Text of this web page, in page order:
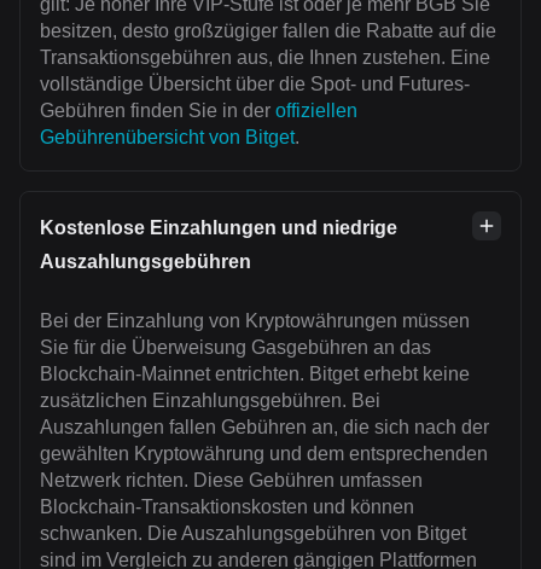
gilt: Je höher Ihre VIP-Stufe ist oder je mehr BGB Sie
besitzen, desto großzügiger fallen die Rabatte auf die
Transaktionsgebühren aus, die Ihnen zustehen. Eine
vollständige Übersicht über die Spot- und Futures-
Gebühren finden Sie in der offiziellen
Gebührenübersicht von Bitget.
Kostenlose Einzahlungen und niedrige
Auszahlungsgebühren
Bei der Einzahlung von Kryptowährungen müssen
Sie für die Überweisung Gasgebühren an das
Blockchain-Mainnet entrichten. Bitget erhebt keine
zusätzlichen Einzahlungsgebühren. Bei
Auszahlungen fallen Gebühren an, die sich nach der
gewählten Kryptowährung und dem entsprechenden
Netzwerk richten. Diese Gebühren umfassen
Blockchain-Transaktionskosten und können
schwanken. Die Auszahlungsgebühren von Bitget
sind im Vergleich zu anderen gängigen Plattformen